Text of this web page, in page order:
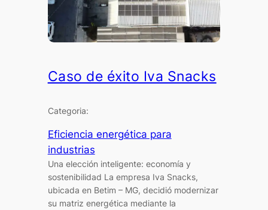
Caso de éxito Iva Snacks
Categoria:
Eficiencia energética para
industrias
Una elección inteligente: economía y
sostenibilidad La empresa Iva Snacks,
ubicada en Betim – MG, decidió modernizar
su matriz energética mediante la